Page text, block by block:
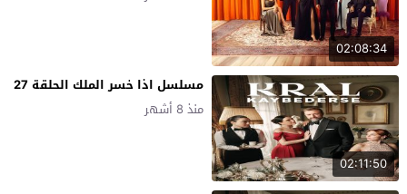
02:08:34
02:11:50
مسلسل اذا خسر الملك الحلقة 27
منذ 8 أشهر